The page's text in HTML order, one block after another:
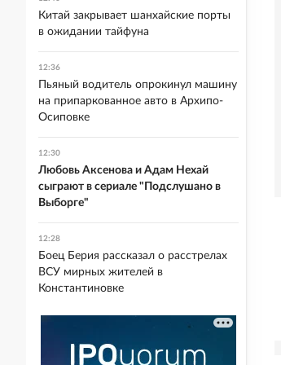
Китай закрывает шанхайские порты
в ожидании тайфуна
12:36
Пьяный водитель опрокинул машину
на припаркованное авто в Архипо-
Осиповке
12:30
Любовь Аксенова и Адам Нехай
сыграют в сериале "Подслушано в
Выборге"
12:28
Боец Берия рассказал о расстрелах
ВСУ мирных жителей в
Константиновке